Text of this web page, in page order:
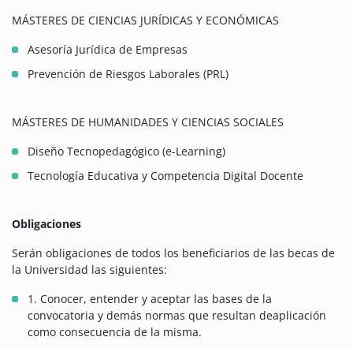
MÁSTERES DE CIENCIAS JURÍDICAS Y ECONÓMICAS
Asesoría Jurídica de Empresas
Prevención de Riesgos Laborales (PRL)
MÁSTERES DE HUMANIDADES Y CIENCIAS SOCIALES
Diseño Tecnopedagógico (e-Learning)
Tecnología Educativa y Competencia Digital Docente
Obligaciones
Serán obligaciones de todos los beneficiarios de las becas de
la Universidad las siguientes:
1. Conocer, entender y aceptar las bases de la
convocatoria y demás normas que resultan deaplicación
como consecuencia de la misma.